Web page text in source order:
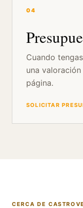
04
Cuando
una
página.
SOLICITAR
CERCA DE